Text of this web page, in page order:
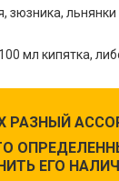
зюзника,
мл кипятка,
РАЗНЫЙ
ЕГО